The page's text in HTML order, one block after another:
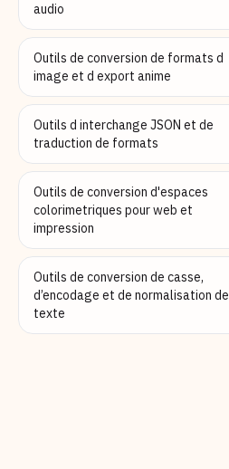
audio
Outils de conversion de formats d
image et d export anime
Outils d interchange JSON et de
traduction de formats
Outils de conversion d'espaces
colorimetriques pour web et
impression
Outils de conversion de casse,
d’encodage et de normalisation de
texte